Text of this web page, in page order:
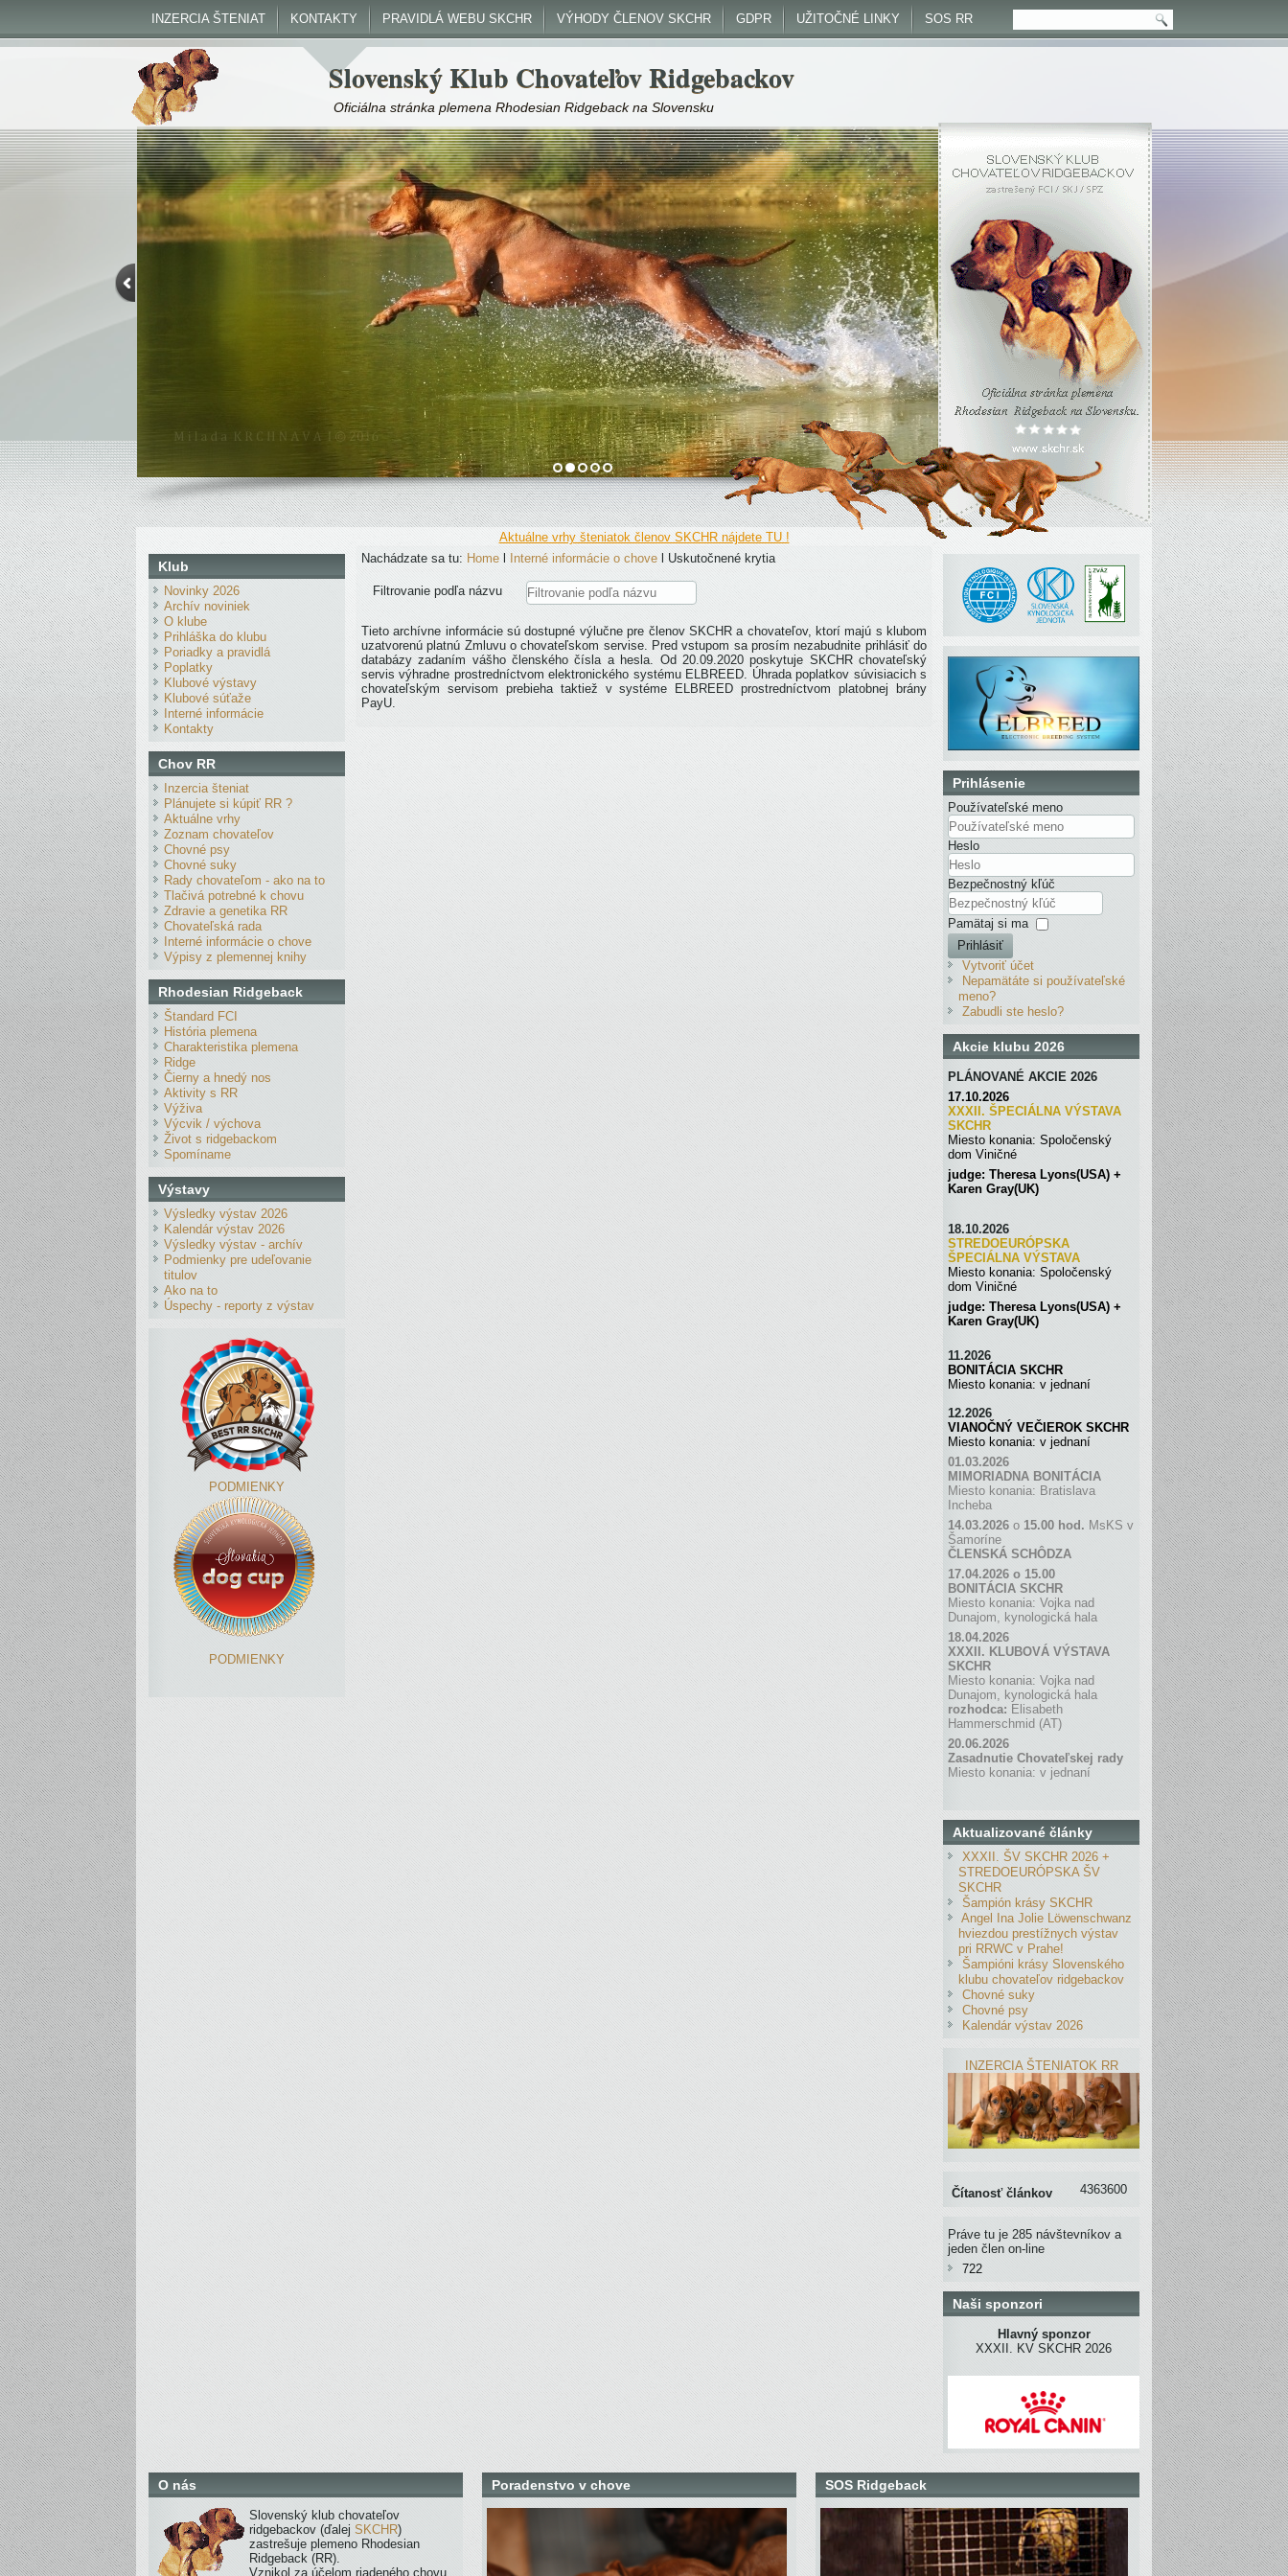
Slovenský Klub Chovateľov Ridgebackov
Oficiálna stránka plemena Rhodesian Ridgeback na Slovensku
INZERCIA ŠTENIAT KONTAKTY PRAVIDLÁ WEBU SKCHR VÝHODY ČLENOV SKCHR GDPR UŽITOČNÉ LINKY SOS RR
Aktuálne vrhy šteniatok členov SKCHR nájdete TU !
Klub
Novinky 2026
Archív noviniek
O klube
Prihláška do klubu
Poriadky a pravidlá
Poplatky
Klubové výstavy
Klubové súťaže
Interné informácie
Kontakty
Chov RR
Inzercia šteniat
Plánujete si kúpiť RR ?
Aktuálne vrhy
Zoznam chovateľov
Chovné psy
Chovné suky
Rady chovateľom - ako na to
Tlačivá potrebné k chovu
Zdravie a genetika RR
Chovateľská rada
Interné informácie o chove
Výpisy z plemennej knihy
Rhodesian Ridgeback
Štandard FCI
História plemena
Charakteristika plemena
Ridge
Čierny a hnedý nos
Aktivity s RR
Výživa
Výcvik / výchova
Život s ridgebackom
Spomíname
Výstavy
Výsledky výstav 2026
Kalendár výstav 2026
Výsledky výstav - archív
Podmienky pre udeľovanie
titulov
Ako na to
Úspechy - reporty z výstav
PODMIENKY
PODMIENKY
Nachádzate sa tu: Home Interné informácie o chove Uskutočnené krytia
Filtrovanie podľa názvu
Tieto archívne informácie sú dostupné výlučne pre členov SKCHR a chovateľov, ktorí majú s klubom
uzatvorenú platnú Zmluvu o chovateľskom servise. Pred vstupom sa prosím nezabudnite prihlásiť do
databázy zadaním vášho členského čísla a hesla. Od 20.09.2020 poskytuje SKCHR chovateľský
servis výhradne prostredníctvom elektronického systému ELBREED. Úhrada poplatkov súvisiacich s
chovateľským servisom prebieha taktiež v systéme ELBREED prostredníctvom platobnej brány
PayU.
Prihlásenie
Používateľské meno
Heslo
Bezpečnostný kľúč
Pamätaj si ma
Prihlásiť
Vytvoriť účet
Nepamätáte si používateľské
meno?
Zabudli ste heslo?
Akcie klubu 2026
PLÁNOVANÉ AKCIE 2026
17.10.2026
XXXII. ŠPECIÁLNA VÝSTAVA
SKCH R
Miesto konania: Spoločenský
dom Viničné
judge: Theresa Lyons(USA) +
Karen Gray(UK)
18.10.2026
STREDOEURÓPSKA
ŠPECIÁLNA VÝSTAVA
Miesto konania: Spoločenský
dom Viničné
judge: Theresa Lyons(USA) +
Karen Gray(UK)
11.2026
BONITÁCIA SKCHR
Miesto konania: v jednaní
12.2026
VIANOČNÝ VEČIEROK SKCHR
Miesto konania: v jednaní
01.03.2026
MIMORIADNA BONITÁCIA
Miesto konania: Bratislava
Incheba
14.03.2026 o 15.00 hod. MsKS v
Šamoríne
ČLENSKÁ SCHÔDZA
17.04.2026 o 15.00
BONITÁCIA SKCHR
Miesto konania: Vojka nad
Dunajom, kynologická hala
18.04.2026
XXXII. KLUBOVÁ VÝSTAVA
SKCHR
Miesto konania: Vojka nad
Dunajom, kynologická hala
rozhodca: Elisabeth
Hammerschmid (AT)
20.06.2026
Zasadnutie Chovateľskej rady
Miesto konania: v jednaní
Aktualizované články
XXXII. ŠV SKCHR 2026 +
STREDOEURÓPSKA ŠV
SKCHR
Šampión krásy SKCHR
Angel Ina Jolie Löwenschwanz
hviezdou prestížnych výstav
pri RRWC v Prahe!
Šampióni krásy Slovenského
klubu chovateľov ridgebackov
Chovné suky
Chovné psy
Kalendár výstav 2026
INZERCIA ŠTENIATOK RR
Čítanosť článkov 4363600
Práve tu je 285 návštevníkov a
jeden člen on-line
722
Naši sponzori
Hlavný sponzor
XXXII. KV SKCHR 2026
O nás
Slovenský klub chovateľov
ridgebackov (ďalej SKCHR)
zastrešuje plemeno Rhodesian
Ridgeback (RR).
Vznikol za účelom riadeného chovu
Poradenstvo v chove SOS Ridgeback